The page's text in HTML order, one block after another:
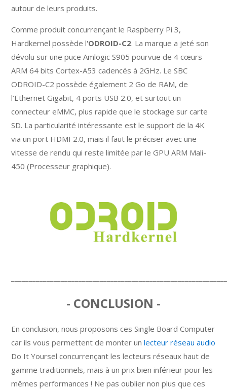
autour de leurs produits.
Comme produit concurrençant le Raspberry Pi 3,
Hardkernel possède l'ODROID-C2. La marque a jeté son
dévolu sur une puce Amlogic S905 pourvue de 4 cœurs
ARM 64 bits Cortex-A53 cadencés à 2GHz. Le SBC
ODROID-C2 possède également 2 Go de RAM, de
l’Ethernet Gigabit, 4 ports USB 2.0, et surtout un
connecteur eMMC, plus rapide que le stockage sur carte
SD. La particularité intéressante est le support de la 4K
via un port HDMI 2.0, mais il faut le préciser avec une
vitesse de rendu qui reste limitée par le GPU ARM Mali-
450 (Processeur graphique).
- CONCLUSION -
En conclusion, nous proposons ces Single Board Computer
car ils vous permettent de monter unlecteur réseau audio
Do It Yoursel concurrençant les lecteurs réseaux haut de
gamme traditionnels, mais à un prix bien inférieur pour les
mêmes performances ! Ne pas oublier non plus que ces